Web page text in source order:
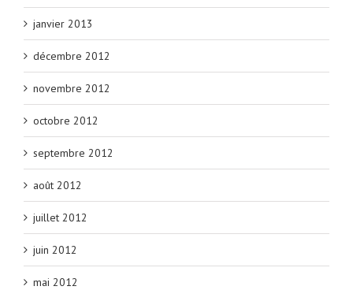
janvier 2013
décembre 2012
novembre 2012
octobre 2012
septembre 2012
août 2012
juillet 2012
juin 2012
mai 2012